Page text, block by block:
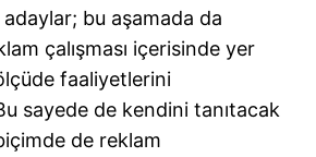
bu aşamada da
çalışması içerisinde yer
faaliyetlerini
sayede de kendini tanıtacak
de reklam